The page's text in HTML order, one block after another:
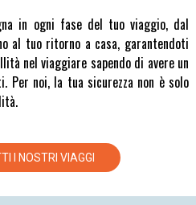
in ogni fase del tuo viaggio, dal
al tuo ritorno a casa, garantendoti
nel viaggiare sapendo di avere un
Per noi, la tua sicurezza non è solo
I NOSTRI VIAGGI